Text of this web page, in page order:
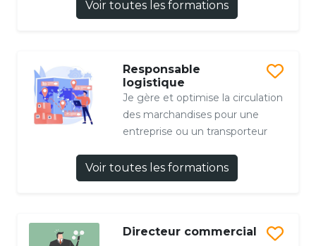
Voir toutes les formations
Responsable
logistique
Je gère et optimise la circulation
des marchandises pour une
entreprise ou un transporteur
Voir toutes les formations
Directeur commercial